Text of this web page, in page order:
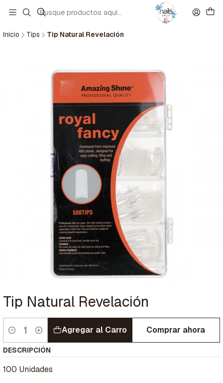
Inicio Tips Tip Natural Revelación
Tip Natural Revelación
Cantidad
Agregar al Carro Comprar ahora
DESCRIPCIÓN
100 Unidades